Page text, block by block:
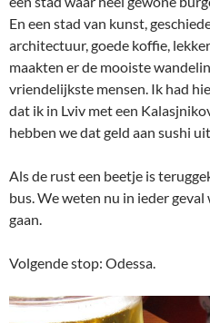
En een stad van kunst,
architectuur, goede koffie,
maakten er de mooiste
vriendelijkste mensen. Ik had
dat ik in Lviv met een
hebben we dat geld aan sushi
Als de rust een beetje is
bus. We weten nu in ieder
gaan.
Volgende stop: Odessa.